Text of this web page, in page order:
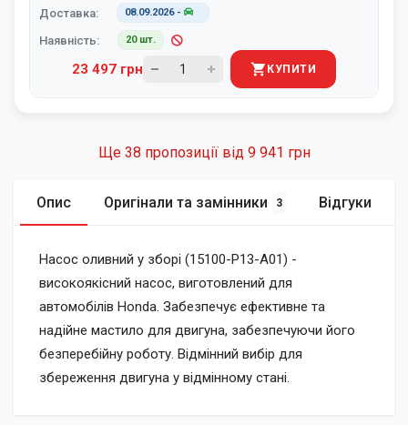
Доставка: 08.09.2026-
Наявність: 20 шт.
23 497 грн КУПИТИ
Ще 38 пропозиції від 9 941 грн
Опис Оригінали та замінники 3 Відгуки
Насос оливний у зборі (15100-P13-A01) -
високоякісний насос, виготовлений для
автомобілів Honda. Забезпечує ефективне та
надійне мастило для двигуна, забезпечуючи його
безперебійну роботу. Відмінний вибір для
збереження двигуна у відмінному стані.